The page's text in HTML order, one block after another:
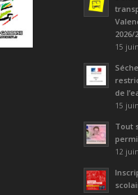
2026/
15
de
15
Tout
12